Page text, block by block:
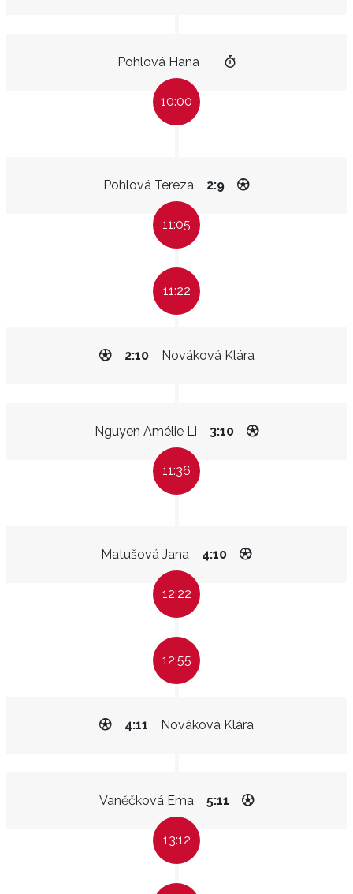
Pohlová Hana
10:00
Pohlová Tereza 2:9
11:05
11:22
Nováková Klára
2:10
Nguyen Amélie Li 3:10
11:36
Matušová Jana 4:10
12:22
12:55
Nováková Klára
4:11
Vaněčková Ema 5:11
13:12